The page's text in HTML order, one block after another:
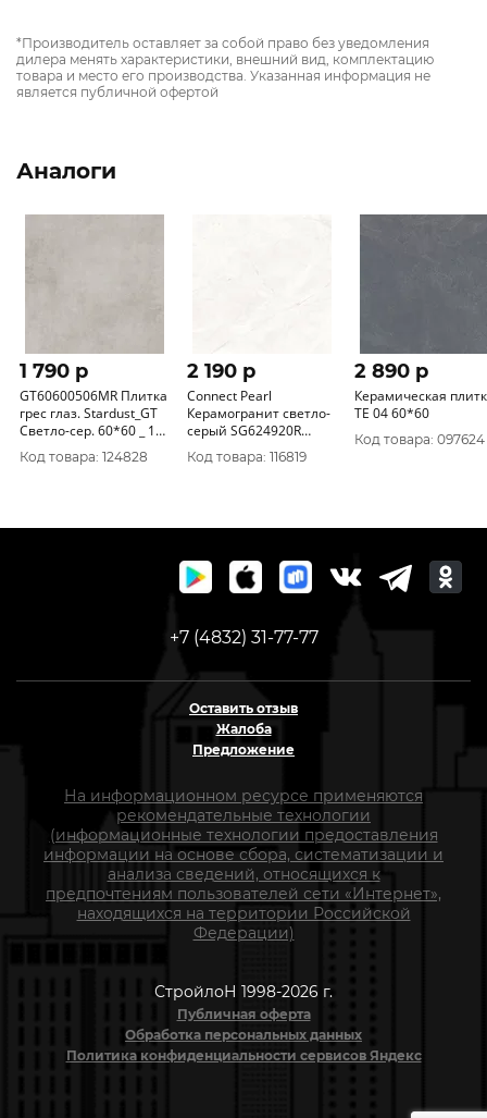
*Производитель оставляет за собой право без уведомления
дилера менять характеристики, внешний вид, комплектацию
товара и место его производства. Указанная информация не
является публичной офертой
Аналоги
1 790 p
GT60600506MR Плитка
грес глаз. Stardust_GT
Светло-сер. 60*60 _ 1
\43, 2
Код товара: 124828
2 190 p
Connect Pearl
Керамогранит светло-
серый SG624920R
60х60 матовый
Код товара: 116819
2 890 p
Керамическая
TE 04 60*60
Код товара: 097624
+7 (4832) 31-77-77
Оставить отзыв
Жалоба
Предложение
На информационном ресурсе применяются
рекомендательные технологии
(информационные технологии предоставления
информации на основе сбора, систематизации и
анализа сведений, относящихся к
предпочтениям пользователей сети «Интернет»,
находящихся на территории Российской
Федерации)
СтройлоН 1998-2026 г.
Публичная оферта
Обработка персональных данных
Политика конфиденциальности сервисов Яндекс